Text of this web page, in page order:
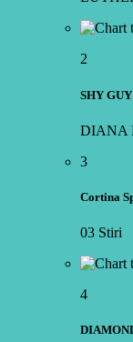
2
SHY GUY
DIANA
3
Cortina
03 Stiri
4